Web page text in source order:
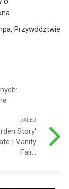
Przywództwie
DALEJ
Story'
| Vanity
Fair...